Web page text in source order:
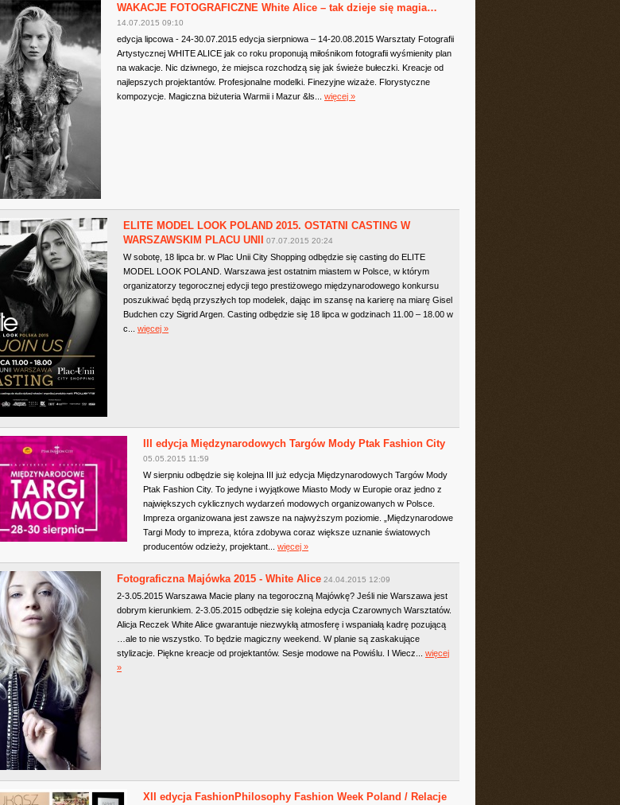
WAKACJE FOTOGRAFICZNE White Alice – tak dzieje się magia…
14.07.2015 09:10
edycja lipcowa - 24-30.07.2015 edycja sierpniowa – 14-20.08.2015 Warsztaty Fotografii
Artystycznej WHITE ALICE jak co roku proponują miłośnikom fotografii wyśmienity plan
na wakacje. Nic dziwnego, że miejsca rozchodzą się jak świeże bułeczki. Kreacje od
najlepszych projektantów. Profesjonalne modelki. Finezyjne wizaże. Florystyczne
kompozycje. Magiczna biżuteria Warmii i Mazur &ls... więcej »
ELITE MODEL LOOK POLAND 2015. OSTATNI CASTING W
WARSZAWSKIM PLACU UNII
07.07.2015 20:24
W sobotę, 18 lipca br. w Plac Unii City Shopping odbędzie się casting do ELITE
MODEL LOOK POLAND. Warszawa jest ostatnim miastem w Polsce, w którym
organizatorzy tegorocznej edycji tego prestiżowego międzynarodowego konkursu
poszukiwać będą przyszłych top modelek, dając im szansę na karierę na miarę Gisel
Budchen czy Sigrid Argen. Casting odbędzie się 18 lipca w godzinach 11.00 – 18.00 w
c... więcej »
III edycja Międzynarodowych Targów Mody Ptak Fashion City
05.05.2015 11:59
W sierpniu odbędzie się kolejna III już edycja Międzynarodowych Targów Mody
Ptak Fashion City. To jedyne i wyjątkowe Miasto Mody w Europie oraz jedno z
największych cyklicznych wydarzeń modowych organizowanych w Polsce.
Impreza organizowana jest zawsze na najwyższym poziomie. „Międzynarodowe
Targi Mody to impreza, która zdobywa coraz większe uznanie światowych
producentów odzieży, projektant... więcej »
Fotograficzna Majówka 2015 - White Alice 24.04.2015 12:09
2-3.05.2015 Warszawa Macie plany na tegoroczną Majówkę? Jeśli nie Warszawa jest
dobrym kierunkiem. 2-3.05.2015 odbędzie się kolejna edycja Czarownych Warsztatów.
Alicja Reczek White Alice gwarantuje niezwykłą atmosferę i wspaniałą kadrę pozującą
…ale to nie wszystko. To będzie magiczny weekend. W planie są zaskakujące
stylizacje. Piękne kreacje od projektantów. Sesje modowe na Powiślu. I Wiecz... więcej
»
XII edycja FashionPhilosophy Fashion Week Poland / Relacje